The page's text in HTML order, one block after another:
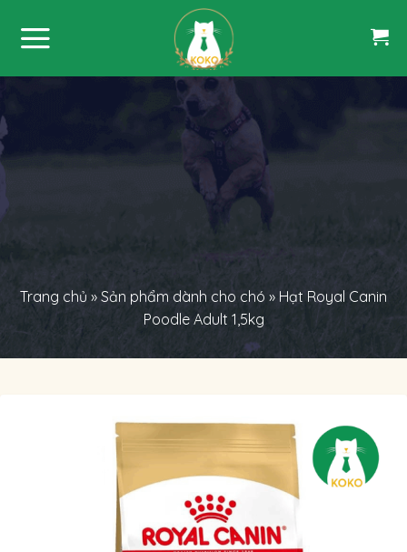
Trang chủ » Sản phẩm dành cho chó » Hạt Royal Canin
Poodle Adult 1,5kg